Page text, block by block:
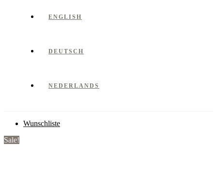
ENGLISH
DEUTSCH
NEDERLANDS
Wunschliste
Sale!